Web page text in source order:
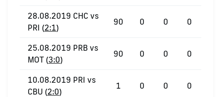
28.08.2019 CHC vs
PRI (2:1)
90 0 0 0
25.08.2019 PRB vs
MOT (3:0)
90 0 0 0
10.08.2019 PRI vs
CBU (2:0)
1 0 0 0